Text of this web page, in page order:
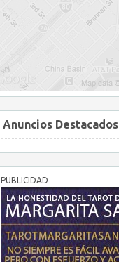
Anuncios Destacados
PUBLICIDAD